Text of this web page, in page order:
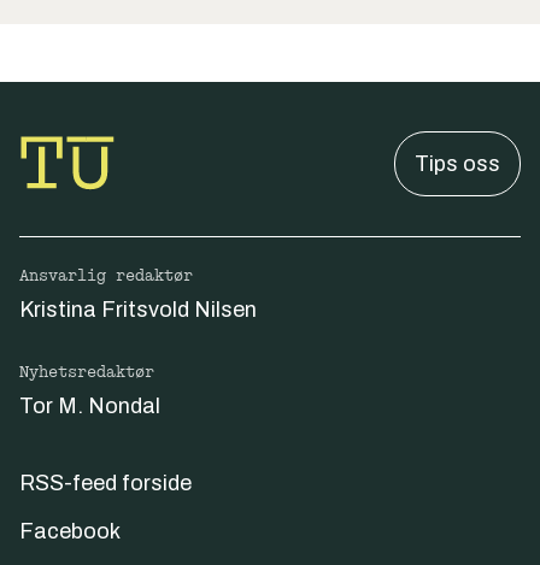
Tips oss
Ansvarlig redaktør
Kristina Fritsvold Nilsen
Nyhetsredaktør
Tor M. Nondal
RSS-feed forside
Facebook